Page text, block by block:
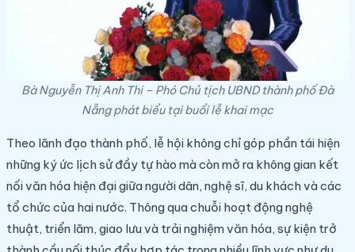
Bà Nguyễn Thị Anh Thi – Phó Chủ tịch UBND thành phố Đà
Nẵng phát biểu tại buổi lễ khai mạc
Theo lãnh đạo thành phố, lễ hội không chỉ góp phần tái hiện
những ký ức lịch sử đầy tự hào mà còn mở ra không gian kết
nối văn hóa hiện đại giữa người dân, nghệ sĩ, du khách và các
tổ chức của hai nước. Thông qua chuỗi hoạt động nghệ
thuật, triển lãm, giao lưu và trải nghiệm văn hóa, sự kiện trở